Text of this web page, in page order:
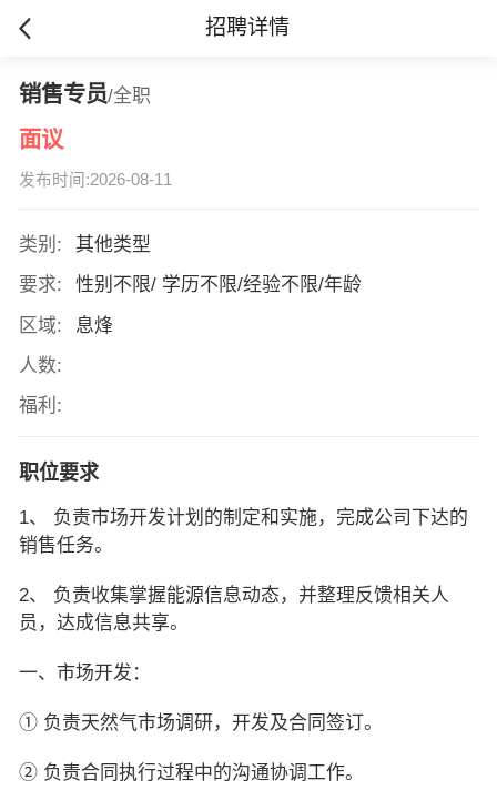
招聘详情
销售专员/全职
面议
发布时间:2026-08-11
类别:
其他类型
要求:
性别不限/ 学历不限/经验不限/年龄
区域:
息烽
人数:
福利:
职位要求
1、 负责市场开发计划的制定和实施，完成公司下达的
销售任务。
2、 负责收集掌握能源信息动态，并整理反馈相关人
员，达成信息共享。
一、市场开发：
① 负责天然气市场调研，开发及合同签订。
② 负责合同执行过程中的沟通协调工作。